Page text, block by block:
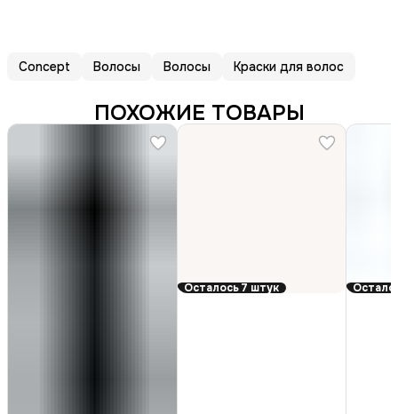
Concept Волосы Волосы Краски для волос
ПОХОЖИЕ ТОВАРЫ
Осталось 7 штук